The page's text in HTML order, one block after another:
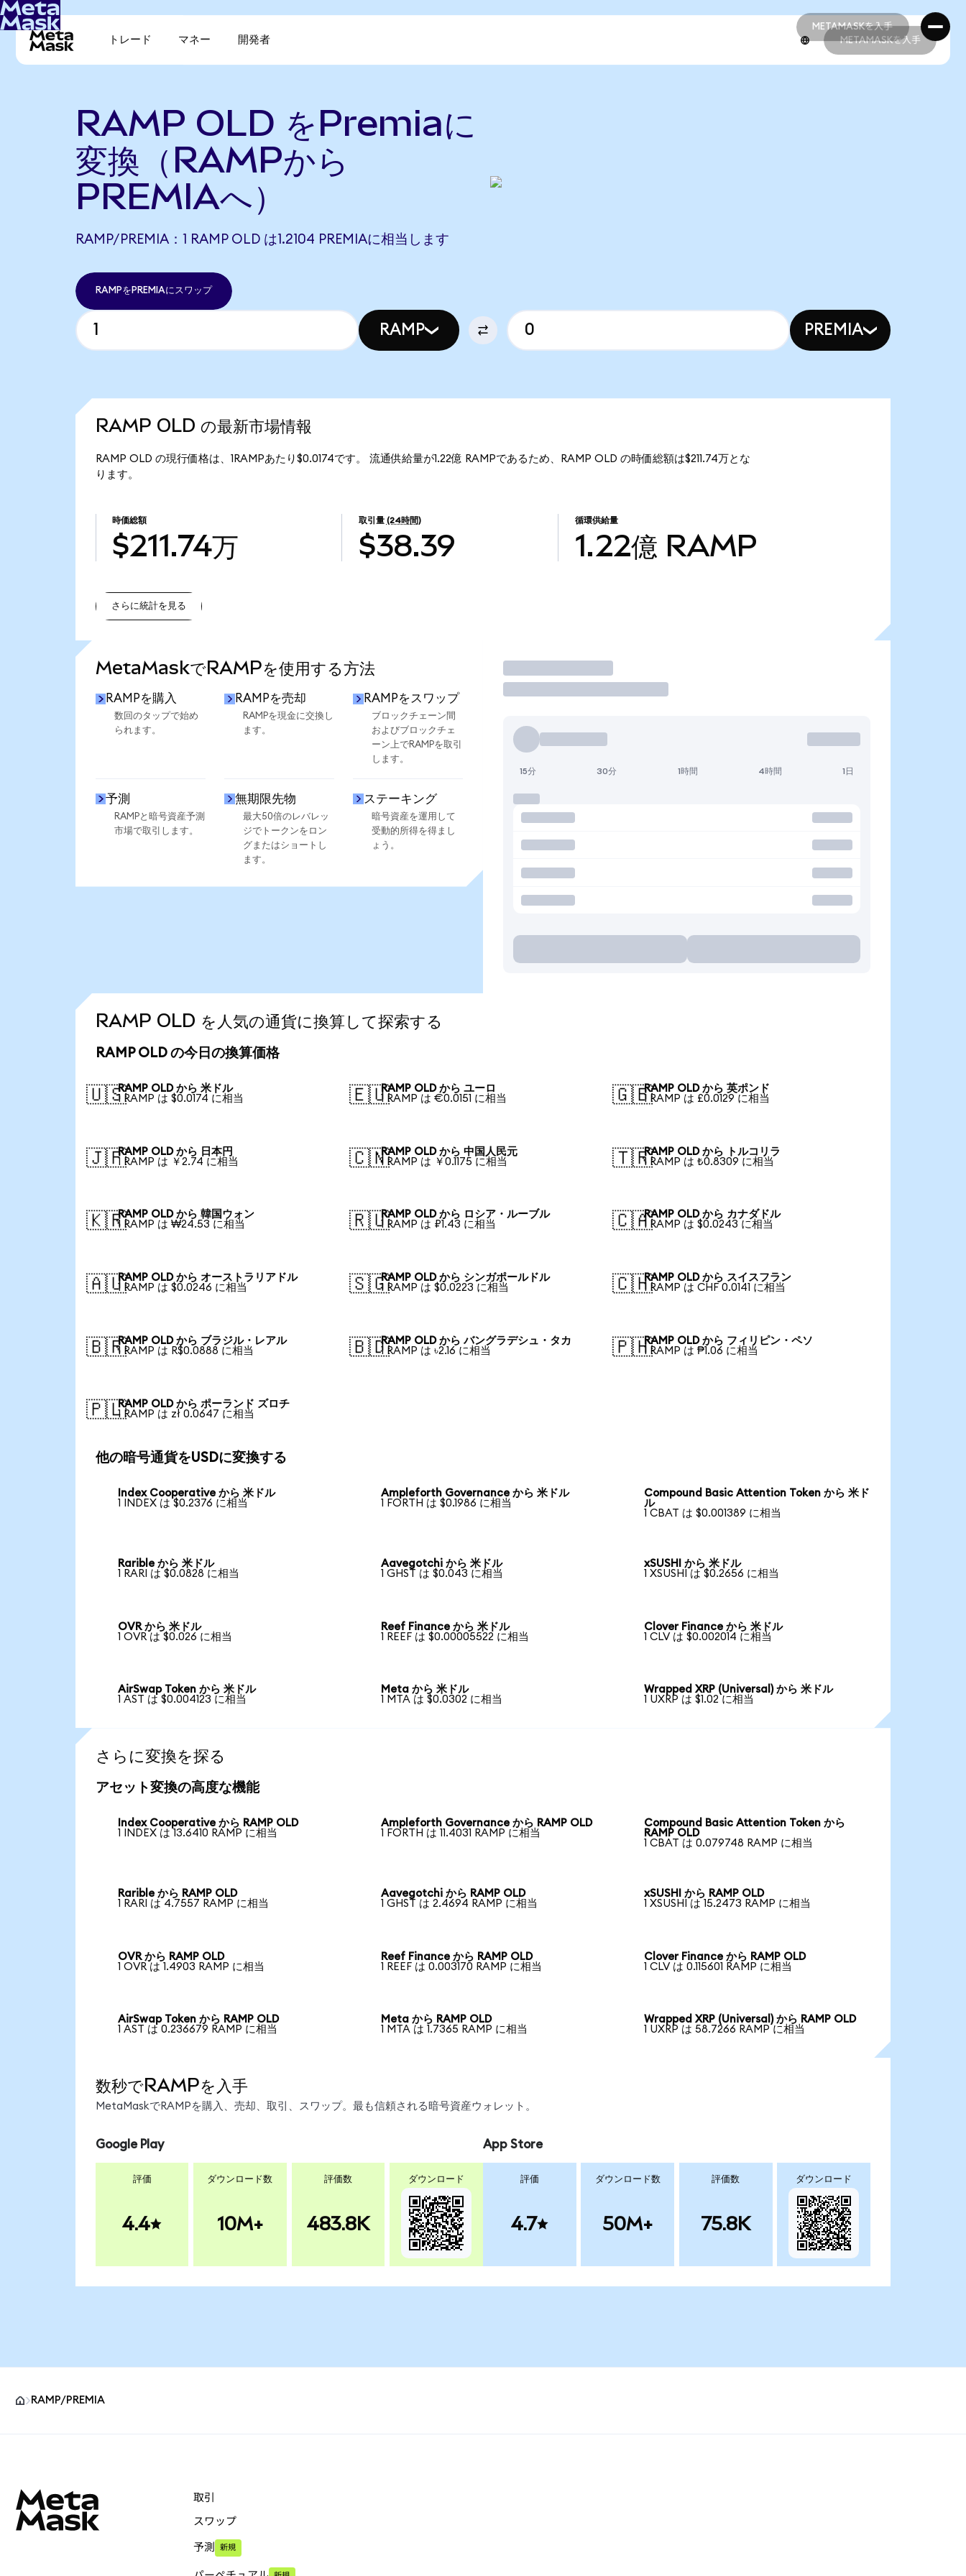
METAMASKを入手
METAMASKを入手
トレード マネー 開発者 METAMASKを入手
RAMP OLD をPremiaに
変換（RAMPから
PREMIAへ）
RAMP/PREMIA：1 RAMP OLD は1.2104 PREMIAに相当します
RAMPをPREMIAにスワップ
RAMP PREMIA
RAMP OLD の最新市場情報
RAMP OLD の現行価格は、1RAMPあたり$0.0174です。 流通供給量が1.22億 RAMPであるため、RAMP OLD の時価総額は$211.74万とな
ります。
時価総額
$211.74万
取引量 (24時間)
$38.39
循環供給量
1.22億 RAMP
さらに統計を見る
MetaMaskでRAMPを使用する方法
RAMPを購入
数回のタップで始め
られます。
RAMPを売却
RAMPを現金に交換し
ます。
RAMPをスワップ
ブロックチェーン間
およびブロックチェ
ーン上でRAMPを取引
します。
予測
RAMPと暗号資産予測
市場で取引します。
無期限先物
最大50倍のレバレッ
ジでトークンをロン
グまたはショートし
ます。
ステーキング
暗号資産を運用して
受動的所得を得まし
ょう。
取引
15分 30分 1時間 4時間 1日
RAMP OLD を人気の通貨に換算して探索する
RAMP OLD の今日の換算価格
🇺🇸RAMP OLD から 米ドル
1 RAMP は $0.0174 に相当
🇪🇺RAMP OLD から ユーロ
1 RAMP は €0.0151 に相当
🇬🇧RAMP OLD から 英ポンド
1 RAMP は £0.0129 に相当
🇯🇵RAMP OLD から 日本円
1 RAMP は ￥2.74 に相当
🇨🇳RAMP OLD から 中国人民元
1 RAMP は ￥0.1175 に相当
🇹🇷RAMP OLD から トルコリラ
1 RAMP は ₺0.8309 に相当
🇰🇷RAMP OLD から 韓国ウォン
1 RAMP は ₩24.53 に相当
🇷🇺RAMP OLD から ロシア・ルーブル
1 RAMP は ₽1.43 に相当
🇨🇦RAMP OLD から カナダドル
1 RAMP は $0.0243 に相当
🇦🇺RAMP OLD から オーストラリアドル
1 RAMP は $0.0246 に相当
🇸🇬RAMP OLD から シンガポールドル
1 RAMP は $0.0223 に相当
🇨🇭RAMP OLD から スイスフラン
1 RAMP は CHF 0.0141 に相当
🇧🇷RAMP OLD から ブラジル・レアル
1 RAMP は R$0.0888 に相当
🇧🇩RAMP OLD から バングラデシュ・タカ
1 RAMP は ৳2.16 に相当
🇵🇭RAMP OLD から フィリピン・ペソ
1 RAMP は ₱1.06 に相当
🇵🇱RAMP OLD から ポーランド ズロチ
1 RAMP は zł 0.0647 に相当
他の暗号通貨をUSDに変換する
Index Cooperative から 米ドル
1 INDEX は $0.2376 に相当
Ampleforth Governance から 米ドル
1 FORTH は $0.1986 に相当
Compound Basic Attention Token から 米ド
ル
1 CBAT は $0.001389 に相当
Rarible から 米ドル
1 RARI は $0.0828 に相当
Aavegotchi から 米ドル
1 GHST は $0.043 に相当
xSUSHI から 米ドル
1 XSUSHI は $0.2656 に相当
OVR から 米ドル
1 OVR は $0.026 に相当
Reef Finance から 米ドル
1 REEF は $0.00005522 に相当
Clover Finance から 米ドル
1 CLV は $0.002014 に相当
AirSwap Token から 米ドル
1 AST は $0.004123 に相当
Meta から 米ドル
1 MTA は $0.0302 に相当
Wrapped XRP (Universal) から 米ドル
1 UXRP は $1.02 に相当
さらに変換を探る
アセット変換の高度な機能
Index Cooperative から RAMP OLD
1 INDEX は 13.6410 RAMP に相当
Ampleforth Governance から RAMP OLD
1 FORTH は 11.4031 RAMP に相当
Compound Basic Attention Token から
RAMP OLD
1 CBAT は 0.079748 RAMP に相当
Rarible から RAMP OLD
1 RARI は 4.7557 RAMP に相当
Aavegotchi から RAMP OLD
1 GHST は 2.4694 RAMP に相当
xSUSHI から RAMP OLD
1 XSUSHI は 15.2473 RAMP に相当
OVR から RAMP OLD
1 OVR は 1.4903 RAMP に相当
Reef Finance から RAMP OLD
1 REEF は 0.003170 RAMP に相当
Clover Finance から RAMP OLD
1 CLV は 0.115601 RAMP に相当
AirSwap Token から RAMP OLD
1 AST は 0.236679 RAMP に相当
Meta から RAMP OLD
1 MTA は 1.7365 RAMP に相当
Wrapped XRP (Universal) から RAMP OLD
1 UXRP は 58.7266 RAMP に相当
数秒でRAMPを入手
MetaMaskでRAMPを購入、売却、取引、スワップ。最も信頼される暗号資産ウォレット。
Google Play
評価
4.4
ダウンロード数
10M+
評価数
483.8K
ダウンロード
App Store
評価
4.7
ダウンロード数
50M+
評価数
75.8K
ダウンロード
RAMP/PREMIA
取引
スワップ
予測 新規